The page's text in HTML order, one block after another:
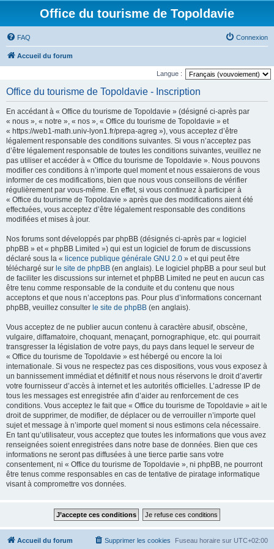
Office du tourisme de Topoldavie
FAQ Connexion
Accueil du forum
Langue :
Office du tourisme de Topoldavie - Inscription
En accédant à « Office du tourisme de Topoldavie » (désigné ci-après par
« nous », « notre », « nos », « Office du tourisme de Topoldavie » et
« https://web1-math.univ-lyon1.fr/prepa-agreg »), vous acceptez d’être
légalement responsable des conditions suivantes. Si vous n’acceptez pas
d’être légalement responsable de toutes les conditions suivantes, veuillez ne
pas utiliser et accéder à « Office du tourisme de Topoldavie ». Nous pouvons
modifier ces conditions à n’importe quel moment et nous essaierons de vous
informer de ces modifications, bien que nous vous conseillons de vérifier
régulièrement par vous-même. En effet, si vous continuez à participer à
« Office du tourisme de Topoldavie » après que des modifications aient été
effectuées, vous acceptez d’être légalement responsable des conditions
modifiées et mises à jour.
Nos forums sont développés par phpBB (désignés ci-après par « logiciel
phpBB » et « phpBB Limited ») qui est un logiciel de forum de discussions
déclaré sous la « licence publique générale GNU 2.0 » et qui peut être
téléchargé sur le site de phpBB (en anglais). Le logiciel phpBB a pour seul but
de faciliter les discussions sur internet et phpBB Limited ne peut en aucun cas
être tenu comme responsable de la conduite et du contenu que nous
acceptons et que nous n’acceptons pas. Pour plus d’informations concernant
phpBB, veuillez consulter le site de phpBB (en anglais).
Vous acceptez de ne publier aucun contenu à caractère abusif, obscène,
vulgaire, diffamatoire, choquant, menaçant, pornographique, etc. qui pourrait
transgresser la législation de votre pays, du pays dans lequel le serveur de
« Office du tourisme de Topoldavie » est hébergé ou encore la loi
internationale. Si vous ne respectez pas ces dispositions, vous vous exposez à
un bannissement immédiat et définitif et nous nous réservons le droit d’avertir
votre fournisseur d’accès à internet et les autorités officielles. L’adresse IP de
tous les messages est enregistrée afin d’aider au renforcement de ces
conditions. Vous acceptez le fait que « Office du tourisme de Topoldavie » ait le
droit de supprimer, de modifier, de déplacer ou de verrouiller n’importe quel
sujet et message à n’importe quel moment si nous estimons cela nécessaire.
En tant qu’utilisateur, vous acceptez que toutes les informations que vous avez
renseignées soient enregistrées dans notre base de données. Bien que ces
informations ne seront pas diffusées à une tierce partie sans votre
consentement, ni « Office du tourisme de Topoldavie », ni phpBB, ne pourront
être tenus comme responsables en cas de tentative de piratage informatique
visant à compromettre vos données.
Accueil du forum Fuseau horaire sur UTC+02:00
Supprimer les cookies